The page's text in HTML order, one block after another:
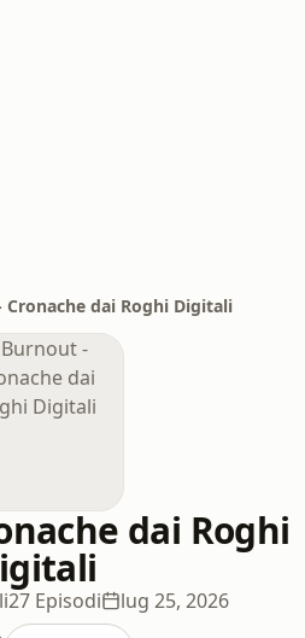
Cronache dai Roghi Digitali
dai Roghi
27 Episodi lug 25, 2026